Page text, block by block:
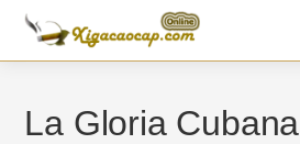
Skip
content
La Gloria Cubana